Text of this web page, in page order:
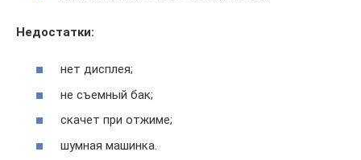
Недостатки:
нет дисплея;
не съемный бак;
скачет при отжиме;
шумная машинка.